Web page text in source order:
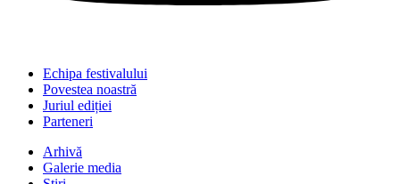
Echipa festivalului
Povestea noastră
Juriul ediției
Parteneri
Arhivă
Galerie media